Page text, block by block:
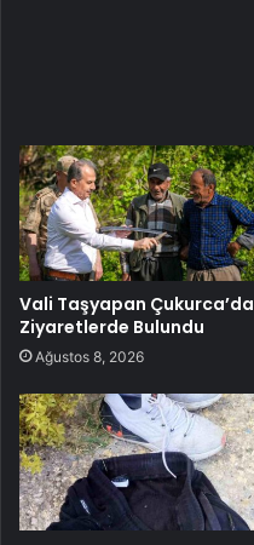
Vali Taşyapan Çukurca’da
Ziyaretlerde Bulundu
Ağustos 8, 2026